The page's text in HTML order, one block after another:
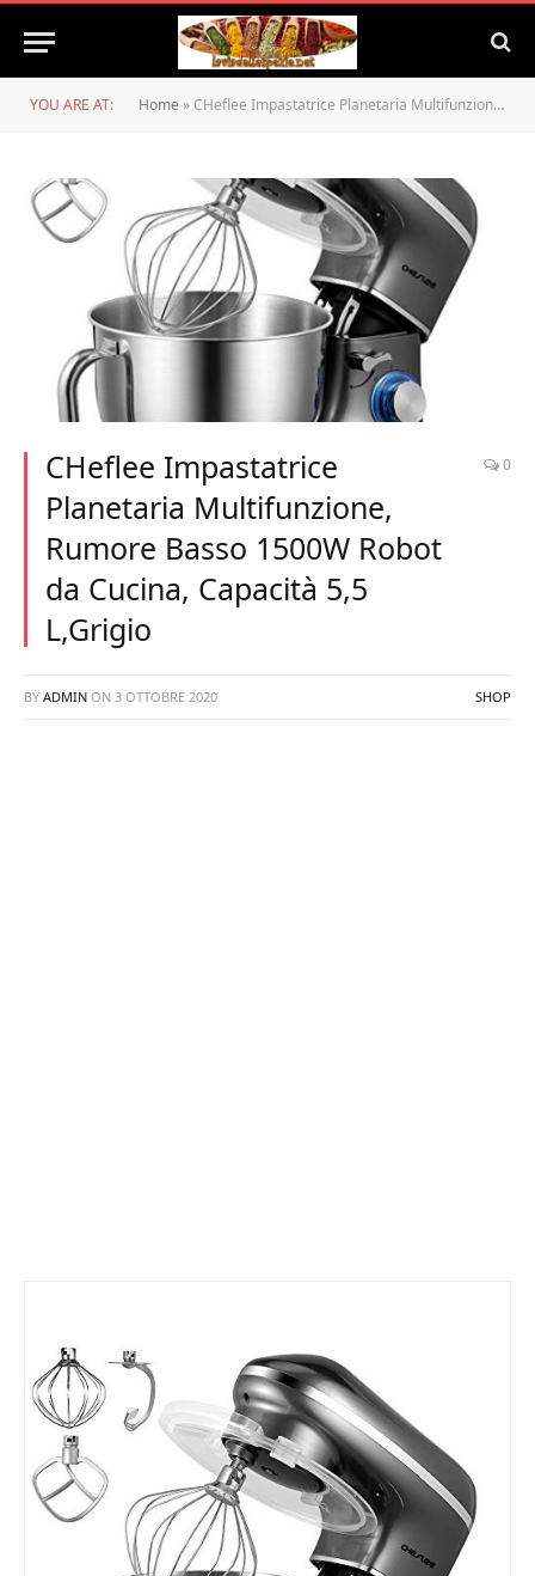
YOU ARE AT: Home » CHeflee Impastatrice Planetaria Multifunzione, Rumore Basso 1500W Robot da Cucina, Capacità 5,5 L,Grigio
CHeflee Impastatrice
Planetaria Multifunzione,
Rumore Basso 1500W Robot
da Cucina, Capacità 5,5
L,Grigio
0
BY ADMIN ON 3 OTTOBRE 2020 SHOP